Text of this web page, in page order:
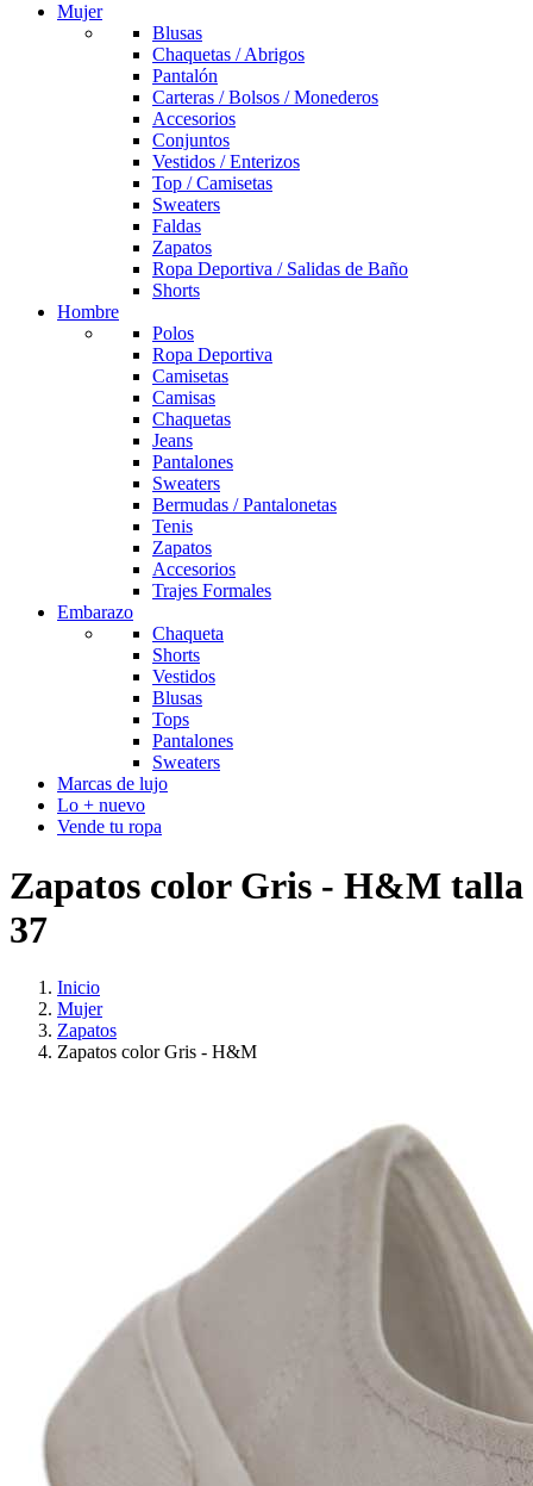
Mujer
Blusas
Chaquetas / Abrigos
Pantalón
Carteras / Bolsos / Monederos
Accesorios
Conjuntos
Vestidos / Enterizos
Top / Camisetas
Sweaters
Faldas
Zapatos
Ropa Deportiva / Salidas de Baño
Shorts
Hombre
Polos
Ropa Deportiva
Camisetas
Camisas
Chaquetas
Jeans
Pantalones
Sweaters
Bermudas / Pantalonetas
Tenis
Zapatos
Accesorios
Trajes Formales
Embarazo
Chaqueta
Shorts
Vestidos
Blusas
Tops
Pantalones
Sweaters
Marcas de lujo
Lo + nuevo
Vende tu ropa
Zapatos color Gris - H&M talla
37
Inicio
Mujer
Zapatos
Zapatos color Gris - H&M